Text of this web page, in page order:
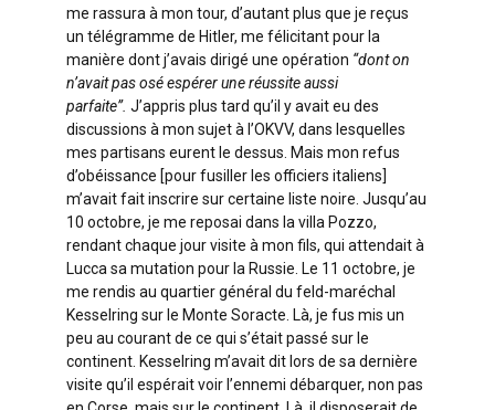
me rassura à mon tour, d’autant plus que je reçus
un télégramme de Hitler, me félicitant pour la
manière dont j’avais dirigé une opération “dont on
n’avait pas osé espérer une réussite aussi
parfaite”. J’appris plus tard qu’il y avait eu des
discussions à mon sujet à l’OKVV, dans lesquelles
mes partisans eurent le dessus. Mais mon refus
d’obéissance [pour fusiller les officiers italiens]
m’avait fait inscrire sur certaine liste noire. Jusqu’au
10 octobre, je me reposai dans la villa Pozzo,
rendant chaque jour visite à mon fils, qui attendait à
Lucca sa mutation pour la Russie. Le 11 octobre, je
me rendis au quartier général du feld-maréchal
Kesselring sur le Monte Soracte. Là, je fus mis un
peu au courant de ce qui s’était passé sur le
continent. Kesselring m’avait dit lors de sa dernière
visite qu’il espérait voir l’ennemi débarquer, non pas